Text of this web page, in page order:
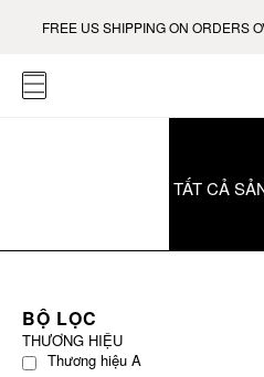
FREE US SHIPPING ON ORDERS
TẤT CẢ
BỘ LỌC
THƯƠNG HIỆU
Thương hiệu A